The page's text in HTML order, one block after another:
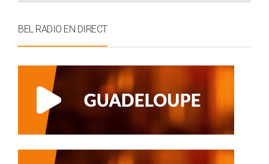
BEL RADIO EN DIRECT